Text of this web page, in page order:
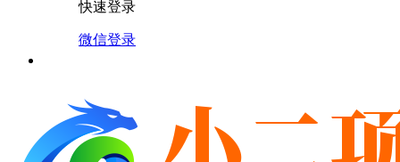
快速登录
微信登录